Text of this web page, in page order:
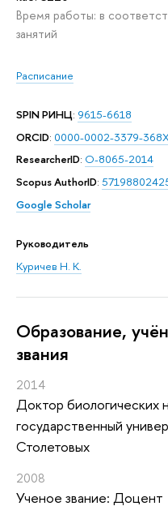
Время работы: в
занятий
Расписание
SPIN РИНЦ: 9615-6618
ORCID: 0000-0002-3379-
ResearcherID: O-8065-2014
Scopus AuthorID:
Google Scholar
Руководитель
Куричев Н. К.
Oбразование,
звания
2014
Доктор биологических
государственный
Столетовых
2008
Ученое звание: Доцент